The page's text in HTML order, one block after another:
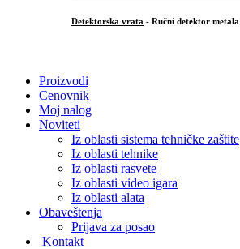
Detektorska vrata - Ručni detektor metala
Proizvodi
Cenovnik
Moj nalog
Noviteti
Iz oblasti sistema tehničke zaštite
Iz oblasti tehnike
Iz oblasti rasvete
Iz oblasti video igara
Iz oblasti alata
Obaveštenja
Prijava za posao
Kontakt